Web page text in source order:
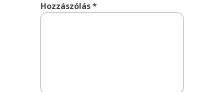
Hozzászólás*